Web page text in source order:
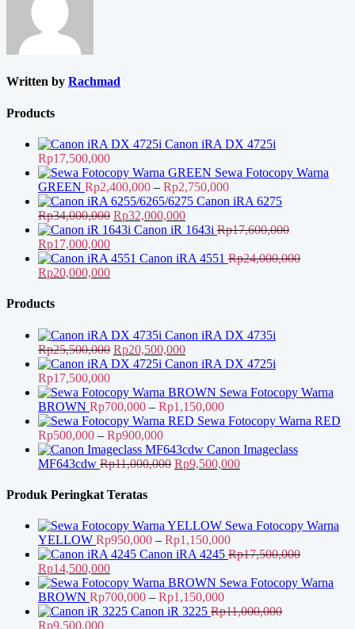
Written by Rachmad
Products
Canon iRA DX 4725i
Rp17,500,000
Sewa Fotocopy Warna
GREEN Rp2,400,000 – Rp2,750,000Rentang
harga:
hingga
Canon iRA 6275
Rp34,000,000 Harga
aslinya
Rp34,000,000.
Rp32,000,000Harga
saat
adalah:
Canon iR 1643i Rp17,600,000
Harga
aslinya
adalah:
Rp17,000,000Harga
saat
ini
Canon iRA 4551 Rp24,000,000
Harga
adalah:
Rp20,000,000Harga
Rp20,000,000.
Products
Canon iRA DX 4735i
Rp25,500,000 Harga
aslinya
Rp25,500,000.
Rp20,500,000Harga
saat
adalah:
Rp20,500,000.
Canon iRA DX 4725i
Rp17,500,000
Sewa Fotocopy Warna
BROWN Rp700,000 – Rp1,150,000Rentang
harga:
hingga
Rp1,150,000
Sewa Fotocopy Warna RED
Rp500,000 – Rp900,000Rentang
harga:
Rp500,000
Canon Imageclass
MF643cdw Rp11,000,000 Harga
Rp9,500,000Harga
Rp9,500,000.
Produk Peringkat Teratas
Sewa Fotocopy Warna
YELLOW Rp950,000 – Rp1,150,000Rentang
harga:
hingga
Canon iRA 4245 Rp17,500,000
Harga
aslinya
adalah:
Rp17,500,000.
Rp14,500,000Harga
saat
ini
adalah:
Sewa Fotocopy Warna
BROWN Rp700,000 – Rp1,150,000Rentang
harga:
Canon iR 3225 Rp11,000,000
Harga
Rp9,500,000Harga